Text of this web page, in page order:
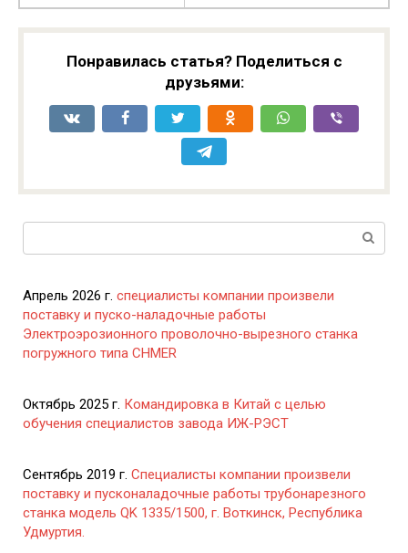
Понравилась статья? Поделиться с
друзьями:
Апрель 2026 г. специалисты компании произвели
поставку и пуско-наладочные работы
Электроэрозионного проволочно-вырезного станка
погружного типа CHMER
Октябрь 2025 г. Командировка в Китай с целью
обучения специалистов завода ИЖ-РЭСТ
Сентябрь 2019 г. Специалисты компании произвели
поставку и пусконаладочные работы трубонарезного
станка модель QK 1335/1500, г. Воткинск, Республика
Удмуртия.